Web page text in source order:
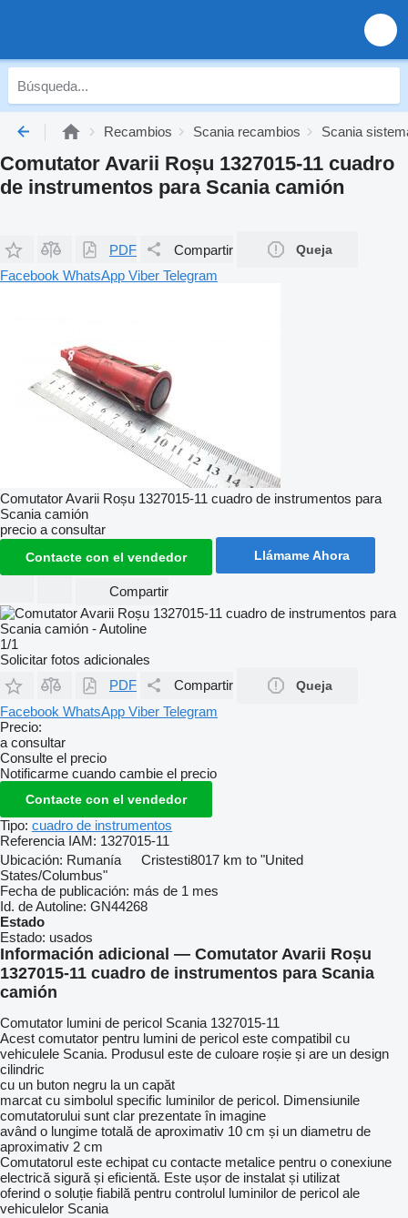
Recambios Scania recambios Scania
Comutator Avarii Roșu 1327015-11 cuadro
de instrumentos para Scania camión
PDF Compartir Queja
Facebook WhatsApp Viber Telegram
Comutator Avarii Roșu 1327015-11 cuadro de instrumentos para
Scania camión
precio a consultar
Contacte con el vendedor Llámame Ahora
Compartir
1/1
Solicitar fotos adicionales
PDF
Compartir Queja
Facebook WhatsApp Viber Telegram
Precio:
a consultar
Consulte el precio
Notificarme cuando cambie el precio
Contacte con el vendedor
Tipo: cuadro de instrumentos
Referencia IAM: 1327015-11
Ubicación: Rumanía Cristesti8017 km to "United
States/Columbus"
Fecha de publicación: más de 1 mes
Id. de Autoline: GN44268
Estado
Estado: usados
Información adicional — Comutator Avarii Roșu
1327015-11 cuadro de instrumentos para Scania
camión
Comutator lumini de pericol Scania 1327015-11
Acest comutator pentru lumini de pericol este compatibil cu
vehiculele Scania. Produsul este de culoare roșie și are un design
cilindric
cu un buton negru la un capăt
marcat cu simbolul specific luminilor de pericol. Dimensiunile
comutatorului sunt clar prezentate în imagine
având o lungime totală de aproximativ 10 cm și un diametru de
aproximativ 2 cm
Comutatorul este echipat cu contacte metalice pentru o conexiune
electrică sigură și eficientă. Este ușor de instalat și utilizat
oferind o soluție fiabilă pentru controlul luminilor de pericol ale
vehiculelor Scania